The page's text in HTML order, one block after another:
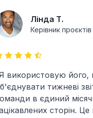
Лінда Т.
Керівник проєктів
використовую його,
тижневі
в єдиний
сторін.